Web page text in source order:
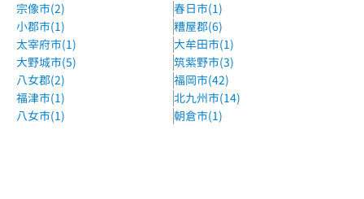
宗像市(2)
春日市(1)
小郡市(1)
糟屋郡(6)
太宰府市(1)
大牟田市(1)
大野城市(5)
筑紫野市(3)
八女郡(2)
福岡市(42)
福津市(1)
北九州市(14)
八女市(1)
朝倉市(1)